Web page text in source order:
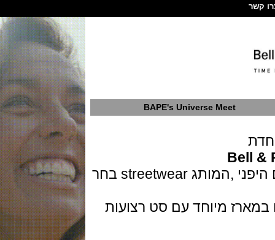
BAPE's Universe Meet
סדרה לשוק היפני BAPE, סגנון החיים היפני ,המותג streetwear בחר
מיוחד עם סט רצועות